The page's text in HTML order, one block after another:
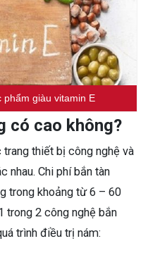
phẩm giàu vitamin E
có cao không?
trang thiết bị công nghệ và
nhau. Chi phí bắn tàn
trong khoảng từ 6 – 60
trong 2 công nghệ bắn
trình điều trị nám: